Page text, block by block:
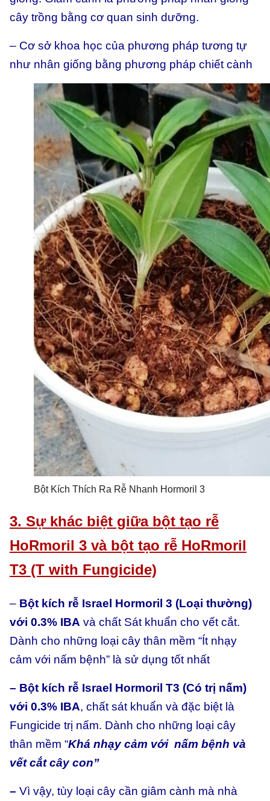
cây trồng bằng cơ quan sinh dưỡng.
– Cơ sở khoa học của phương pháp tương tự
như nhân giống bằng phương pháp chiết cành
Bột Kích Thích Ra Rễ Nhanh Hormoril 3
3. Sự khác biệt giữa bột tạo rễ
HoRmoril 3 và bột tạo rễ HoRmoril
T3 (T with Fungicide)
– Bột kích rễ Israel Hormoril 3 (Loại thường)
với 0.3% IBA và chất Sát khuẩn cho vết cắt.
Dành cho những loại cây thân mềm “Ít nhạy
cảm với nấm bệnh” là sử dụng tốt nhất
– Bột kích rễ Israel Hormoril T3 (Có trị nấm)
với 0.3% IBA, chất sát khuẩn và đặc biệt là
Fungicide trị nấm. Dành cho những loại cây
thân mềm “Khá nhạy cảm với nấm bệnh và
vết cắt cây con”
– Vì vậy, tùy loại cây cần giâm cành mà nhà